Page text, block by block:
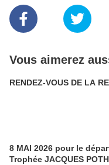
Vous aimerez
RENDEZ-VOUS DE LA
8 MAI 2026 pour le
Trophée JACQUES